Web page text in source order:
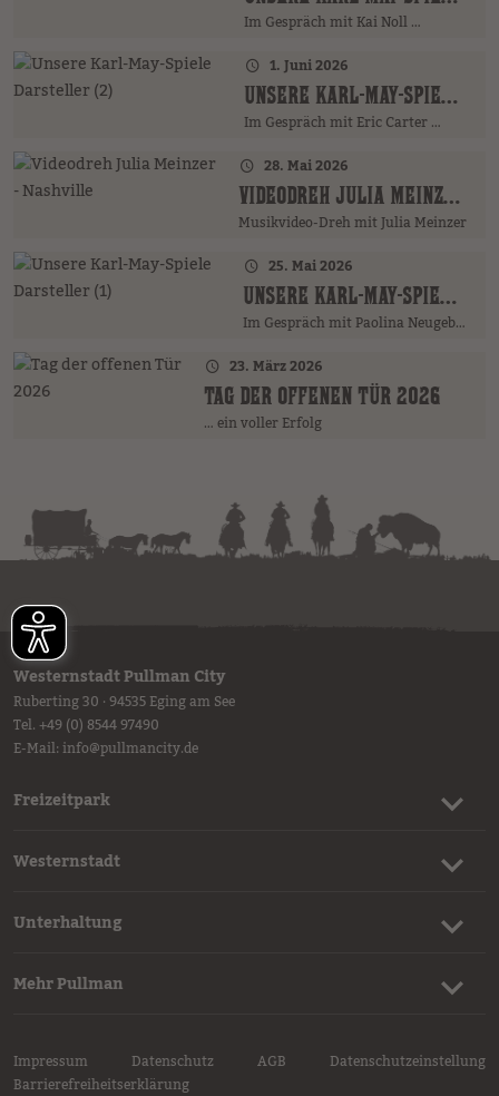
Im Gespräch mit Kai Noll …
1. Juni 2026
UNSERE KARL-MAY-SPIELE DARSTELLER (2)
Im Gespräch mit Eric Carter …
28. Mai 2026
VIDEODREH JULIA MEINZER - NASHVILLE
Musikvideo-Dreh mit Julia Meinzer
25. Mai 2026
UNSERE KARL-MAY-SPIELE DARSTELLER (1)
Im Gespräch mit Paolina Neugebauer …
23. März 2026
TAG DER OFFENEN TÜR 2026
… ein voller Erfolg
Westernstadt Pullman City
Ruberting 30 · 94535 Eging am See
Tel. +49 (0) 8544 97490
E-Mail:info@pullmancity.de
Freizeitpark
Westernstadt
Unterhaltung
Mehr Pullman
Impressum Datenschutz AGB
Datenschutzeinstellung
Barrierefreiheitserklärung